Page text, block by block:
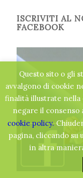
ISCRIVITI AL
FACEBOOK
Questo sito o gli
avvalgono di cookie
finalità illustrate nella
negare il consenso
cookie policy.
pagina, cliccando su
in altra